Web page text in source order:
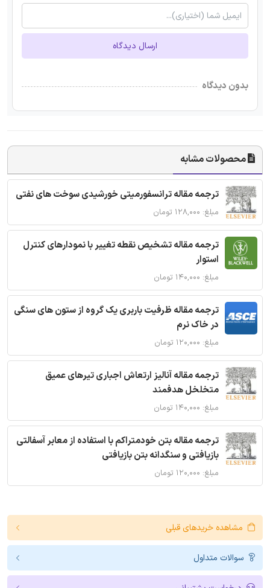
ارسال دیدگاه
بدون دیدگاه
محصولات مشابه
ترجمه مقاله ترانسفورمیتی خورشیدی سوخت های نفتی
مبلغ: ۱۲۸,۰۰۰ تومان
ترجمه مقاله تشخیص نقطه تغییر با نمودارهای کنترل
استوار
مبلغ: ۱۴۰,۰۰۰ تومان
ترجمه مقاله ظرفیت باربری یک گروه از ستون های سنگی
در خاک نرم
مبلغ: ۱۲۰,۰۰۰ تومان
ترجمه مقاله آنالیز ارتعاش اجباری تیرهای عمیق
متخلخل هدفمند
مبلغ: ۱۴۰,۰۰۰ تومان
ترجمه مقاله بتن خودمتراکم با استفاده از معابر آسفالتی
بازیافتی و سنگدانه بتن بازیافتی
مبلغ: ۱۲۰,۰۰۰ تومان
مشاهده خریدهای قبلی
سوالات متداول